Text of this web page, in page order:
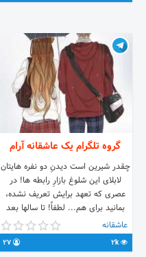
گروه تلگرام یک عاشقانه آرام
چقدر شيرين است ديدنِ دو نفره هايتان
لابلاى اين شلوغ بازارِ رابطه ها! در
عصرى كه تعهد برايش تعريف نشده،
بمانيد براى هم... لطفاً! تا سالها بعد
وقتى براى فرزندتان قصه ى شب
ميگوييد داستانِ رسيدنتان را بشنود نه
بلاتكليفى نه عشق هاى بى سر و ته! بی
عاشقانه
2k